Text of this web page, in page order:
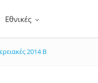
Εθνικές
2014 Β